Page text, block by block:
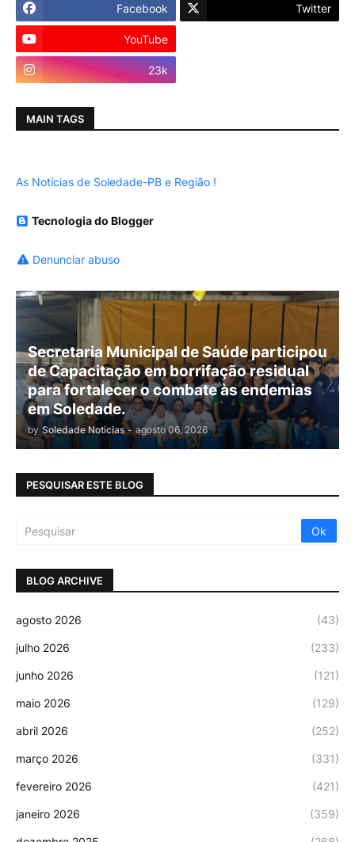
Facebook Twitter
YouTube
23k
MAIN TAGS
As Notícias de Soledade-PB e Região !
Tecnologia do Blogger
Denunciar abuso
Secretaria Municipal de Saúde participou
de Capacitação em borrifação residual
para fortalecer o combate às endemias
em Soledade.
by Soledade Noticias - agosto 06, 2026
PESQUISAR ESTE BLOG
BLOG ARCHIVE
agosto 2026 (43)
julho 2026 (233)
junho 2026 (121)
maio 2026 (129)
abril 2026 (252)
março 2026 (331)
fevereiro 2026 (421)
janeiro 2026 (359)